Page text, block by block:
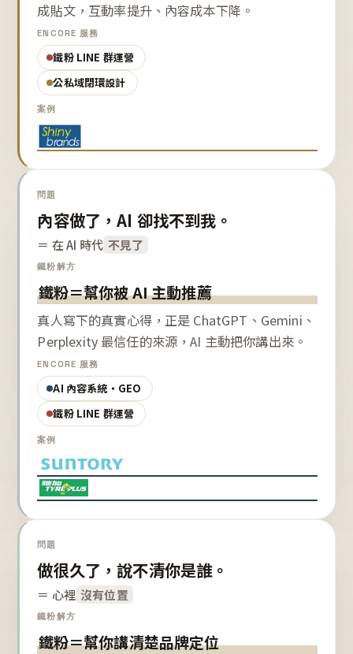
成貼文，互動率提升、內容成本下降。
ENCORE 服務
鐵粉 LINE 群運營
公私域閉環設計
案例
問題
內容做了，AI 卻找不到我。
＝ 在 AI 時代 不見了
鐵粉解方
鐵粉＝幫你被 AI 主動推薦
真人寫下的真實心得，正是 ChatGPT、Gemini、
Perplexity 最信任的來源，AI 主動把你講出來。
ENCORE 服務
AI 內容系統・GEO
鐵粉 LINE 群運營
案例
問題
做很久了，說不清你是誰。
＝ 心裡 沒有位置
鐵粉解方
鐵粉＝幫你講清楚品牌定位